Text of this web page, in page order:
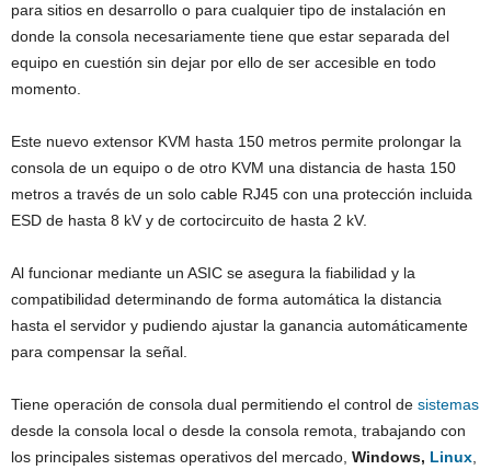
para sitios en desarrollo o para cualquier tipo de instalación en
donde la consola necesariamente tiene que estar separada del
equipo en cuestión sin dejar por ello de ser accesible en todo
momento.
Este nuevo extensor KVM hasta 150 metros permite prolongar la
consola de un equipo o de otro KVM una distancia de hasta 150
metros a través de un solo cable RJ45 con una protección incluida
ESD de hasta 8 kV y de cortocircuito de hasta 2 kV.
Al funcionar mediante un ASIC se asegura la fiabilidad y la
compatibilidad determinando de forma automática la distancia
hasta el servidor y pudiendo ajustar la ganancia automáticamente
para compensar la señal.
Tiene operación de consola dual permitiendo el control de sistemas
desde la consola local o desde la consola remota, trabajando con
los principales sistemas operativos del mercado, Windows, Linux